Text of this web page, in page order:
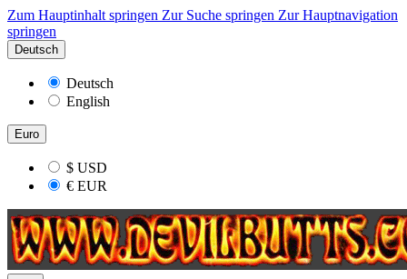
Zum Hauptinhalt springen Zur Suche springen Zur Hauptnavigation
springen
Deutsch
Deutsch
English
Euro
$ USD
€ EUR